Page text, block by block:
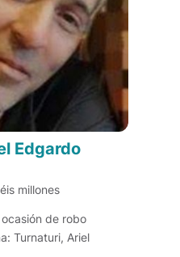
Edgardo
millones
de robo
Turnaturi, Ariel